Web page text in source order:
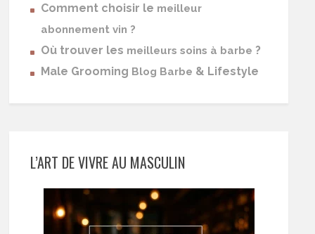
Comment choisir le meilleur
abonnement vin ?
Où trouver les meilleurs soins à barbe ?
Male Grooming Blog Barbe & Lifestyle
L’ART DE VIVRE AU MASCULIN